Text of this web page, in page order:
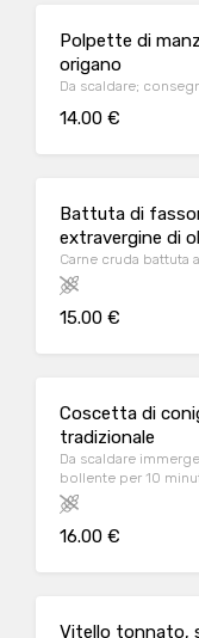
Polpette di
origano
Da scaldare;
14.00 €
Battuta di
extravergine di
Carne cruda battuta
15.00 €
Coscetta di
tradizionale
Da scaldare
bollente per 10
16.00 €
Vitello tonnato,